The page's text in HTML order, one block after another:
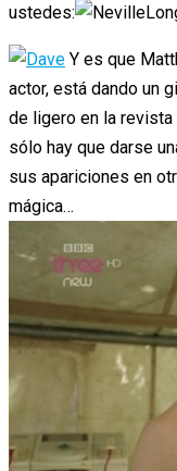
ustedes:
Y es que
actor, está dando un
de ligero en la
sólo hay que darse
sus apariciones en
mágica…